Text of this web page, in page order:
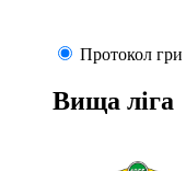
Протокол гри
Вища ліга